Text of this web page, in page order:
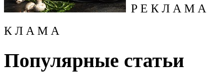
Р Е К Л А М А
К Л А М А
Популярные статьи